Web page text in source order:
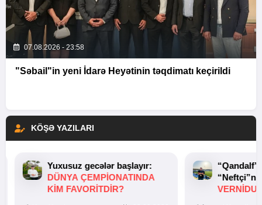
07.08.2026 - 23:58
"Səbail"in yeni İdarə Heyətinin təqdimatı keçirildi
KÖŞƏ YAZILARI
Yuxusuz gecələr başlayır:
DÜNYA ÇEMPIONATINDA
KIM FAVORITDIR?